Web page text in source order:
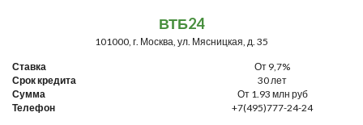
ВТБ24
101000, г. Москва, ул. Мясницкая, д. 35
Ставка
От 9,7%
Срок кредита
30 лет
Сумма
От 1.93 млн руб
Телефон
+7(495)777-24-24